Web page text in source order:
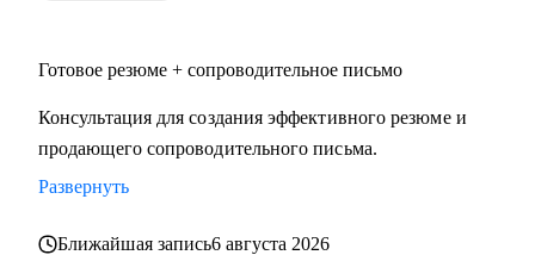
торговля (e-com, FMCG, retail).
Я создаю высококачественный продукт, основываясь на
искреннем отношении к людям.
Готовое резюме + сопроводительное письмо
Консультация для создания эффективного резюме и
продающего сопроводительного письма.
Развернуть
Ближайшая запись6 августа 2026